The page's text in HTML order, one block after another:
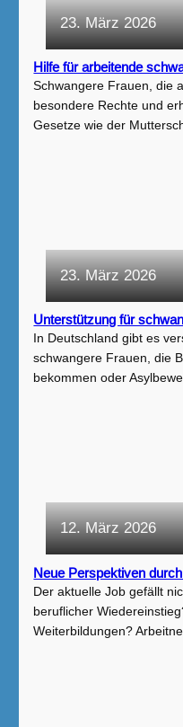
23. März 2026
Hilfe für arbeitende
Schwangere Frauen, die
besondere Rechte und
Gesetze wie der
23. März 2026
Unterstützung für
In Deutschland gibt es
schwangere Frauen, die
bekommen oder
12. März 2026
Neue Perspektiven
Der aktuelle Job gefällt
beruflicher
Weiterbildungen?